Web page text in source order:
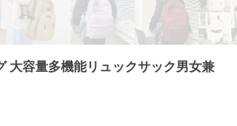
大容量多機能リュックサック男女兼